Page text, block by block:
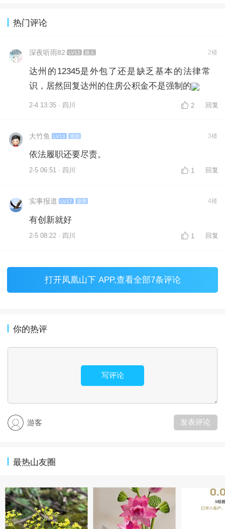
热门评论
深夜听雨82 LV12 路人 2楼
达州的12345是外包了还是缺乏基本的法律常
识，居然回复达州的住房公积金不是强制的
2-4 13:35 · 四川 2 回复
大竹鱼 LV13 巡抚 3楼
依法履职还要尽责。
2-5 06:51 · 四川 1 回复
实事报道 LV17 皇帝 4楼
有创新就好
2-5 08:22 · 四川 1 回复
打开凤凰山下 APP,查看全部7条评论
你的热评
写评论
游客 发表评论
最热山友圈